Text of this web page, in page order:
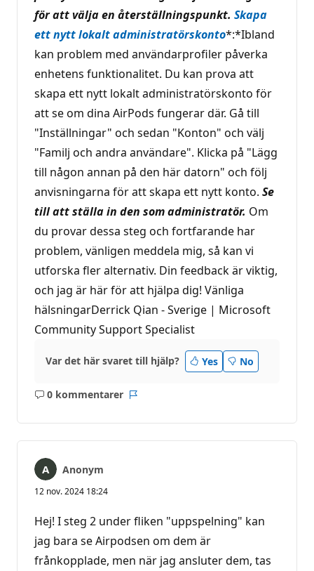
för att välja en återställningspunkt. Skapa
ett nytt lokalt administratörskonto*:*Ibland
kan problem med användarprofiler påverka
enhetens funktionalitet. Du kan prova att
skapa ett nytt lokalt administratörskonto för
att se om dina AirPods fungerar där. Gå till
"Inställningar" och sedan "Konton" och välj
"Familj och andra användare". Klicka på "Lägg
till någon annan på den här datorn" och följ
anvisningarna för att skapa ett nytt konto. Se
till att ställa in den som administratör. Om
du provar dessa steg och fortfarande har
problem, vänligen meddela mig, så kan vi
utforska fler alternativ. Din feedback är viktig,
och jag är här för att hjälpa dig! Vänliga
hälsningarDerrick Qian - Sverige | Microsoft
Community Support Specialist
Var det här svaret till hjälp? Yes No
0 kommentarer
Inga
Anonym
12 nov. 2024 18:24
Hej! I steg 2 under fliken "uppspelning" kan
jag bara se Airpodsen om dem är
frånkopplade, men när jag ansluter dem, tas